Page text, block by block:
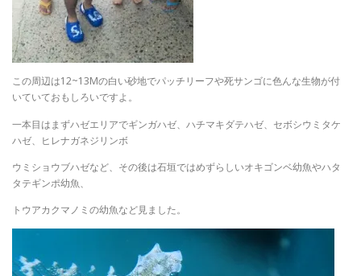
この周辺は12~13Mの白い砂地でパッチリーフや死サンゴに色んな生物が付
いていておもしろいですよ。
一本目はまずハゼエリアでギンガハゼ、ハチマキダテハゼ、セボシウミタケ
ハゼ、ヒレナガネジリンボ
ウミショウブハゼなど、その後は石垣ではめずらしいオキゴンベ幼魚やハタ
タテギンポ幼魚、
トウアカクマノミの幼魚など見ました。